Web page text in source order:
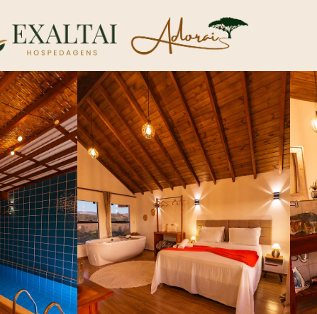
5 Motivos para se Hospedar em
Rota do Vinho: O que fazer e
Qual o melhor presente para o
Piedade + Colha e Pague
Vale a pena viajar para a praia
Piedade é alternativa a Campos
Fraudes em hospedagens
Onde passar um final de
Melhor época para visitar
O verdadeiro motivo da sua
Aproveite a frente fria e se
Avistamento de baleias Ilhabela
Descubra as vantagens de